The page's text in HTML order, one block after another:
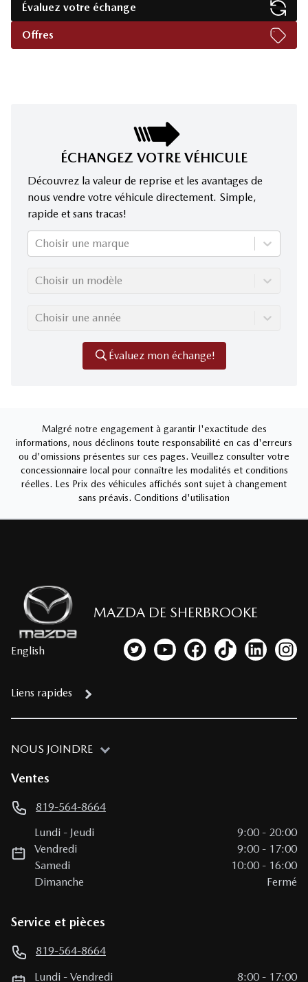
Évaluez votre échange
Offres
ÉCHANGEZ VOTRE VÉHICULE
Découvrez la valeur de reprise et les avantages de
nous vendre votre véhicule directement. Simple,
rapide et sans tracas!
Choisir une marque
Choisir un modèle
Choisir une année
Évaluez mon échange!
Malgré notre engagement à garantir l'exactitude des
informations, nous déclinons toute responsabilité en cas d'erreurs
ou d'omissions présentes sur ces pages. Veuillez consulter votre
concessionnaire local pour connaître les modalités et conditions
réelles. Les Prix des véhicules affichés sont sujet à changement
sans préavis. Conditions d'utilisation
MAZDA DE SHERBROOKE
English Lien vers notre compte Twitter
Lien vers notre chaîne
Lien vers notre page
Lien vers notre
Lien vers
Lien
Liens rapides
NOUS JOINDRE
Ventes
819-564-8664
Lundi - Jeudi 9:00 - 20:00
Vendredi
9:00 - 17:00
Samedi
10:00 - 16:00
Dimanche
Fermé
Service et pièces
819-564-8664
Lundi -Vendredi 8:00 - 17:00